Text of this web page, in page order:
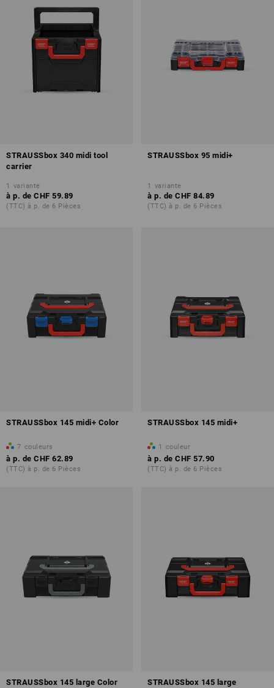
STRAUSSbox 340 midi tool
carrier
1 variante
à p. de CHF 59.89
(TTC) à p. de 6 Pièces
STRAUSSbox 95 midi+
1 variante
à p. de CHF 84.89
(TTC) à p. de 6 Pièces
STRAUSSbox 145 midi+ Color
7 couleurs
à p. de CHF 62.89
(TTC) à p. de 6 Pièces
STRAUSSbox 145 midi+
1 couleur
à p. de CHF 57.90
(TTC) à p. de 6 Pièces
STRAUSSbox 145 large Color STRAUSSbox 145 large